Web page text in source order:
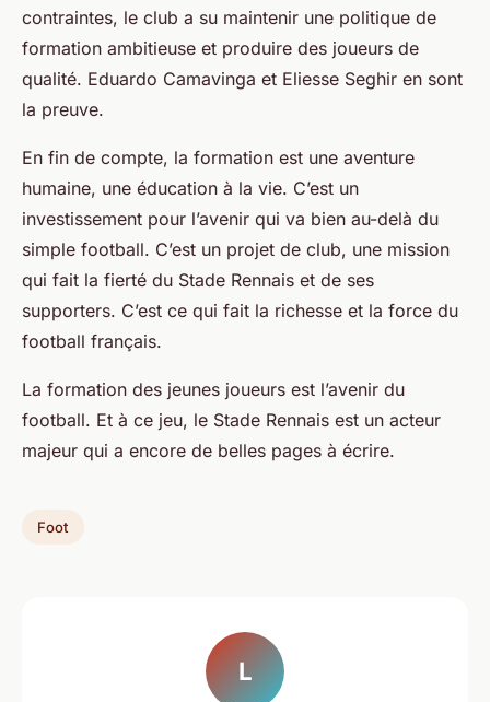
contraintes, le club a su maintenir une politique de
formation ambitieuse et produire des joueurs de
qualité. Eduardo Camavinga et Eliesse Seghir en sont
la preuve.
En fin de compte, la formation est une aventure
humaine, une éducation à la vie. C’est un
investissement pour l’avenir qui va bien au-delà du
simple football. C’est un projet de club, une mission
qui fait la fierté du Stade Rennais et de ses
supporters. C’est ce qui fait la richesse et la force du
football français.
La formation des jeunes joueurs est l’avenir du
football. Et à ce jeu, le Stade Rennais est un acteur
majeur qui a encore de belles pages à écrire.
Foot
L